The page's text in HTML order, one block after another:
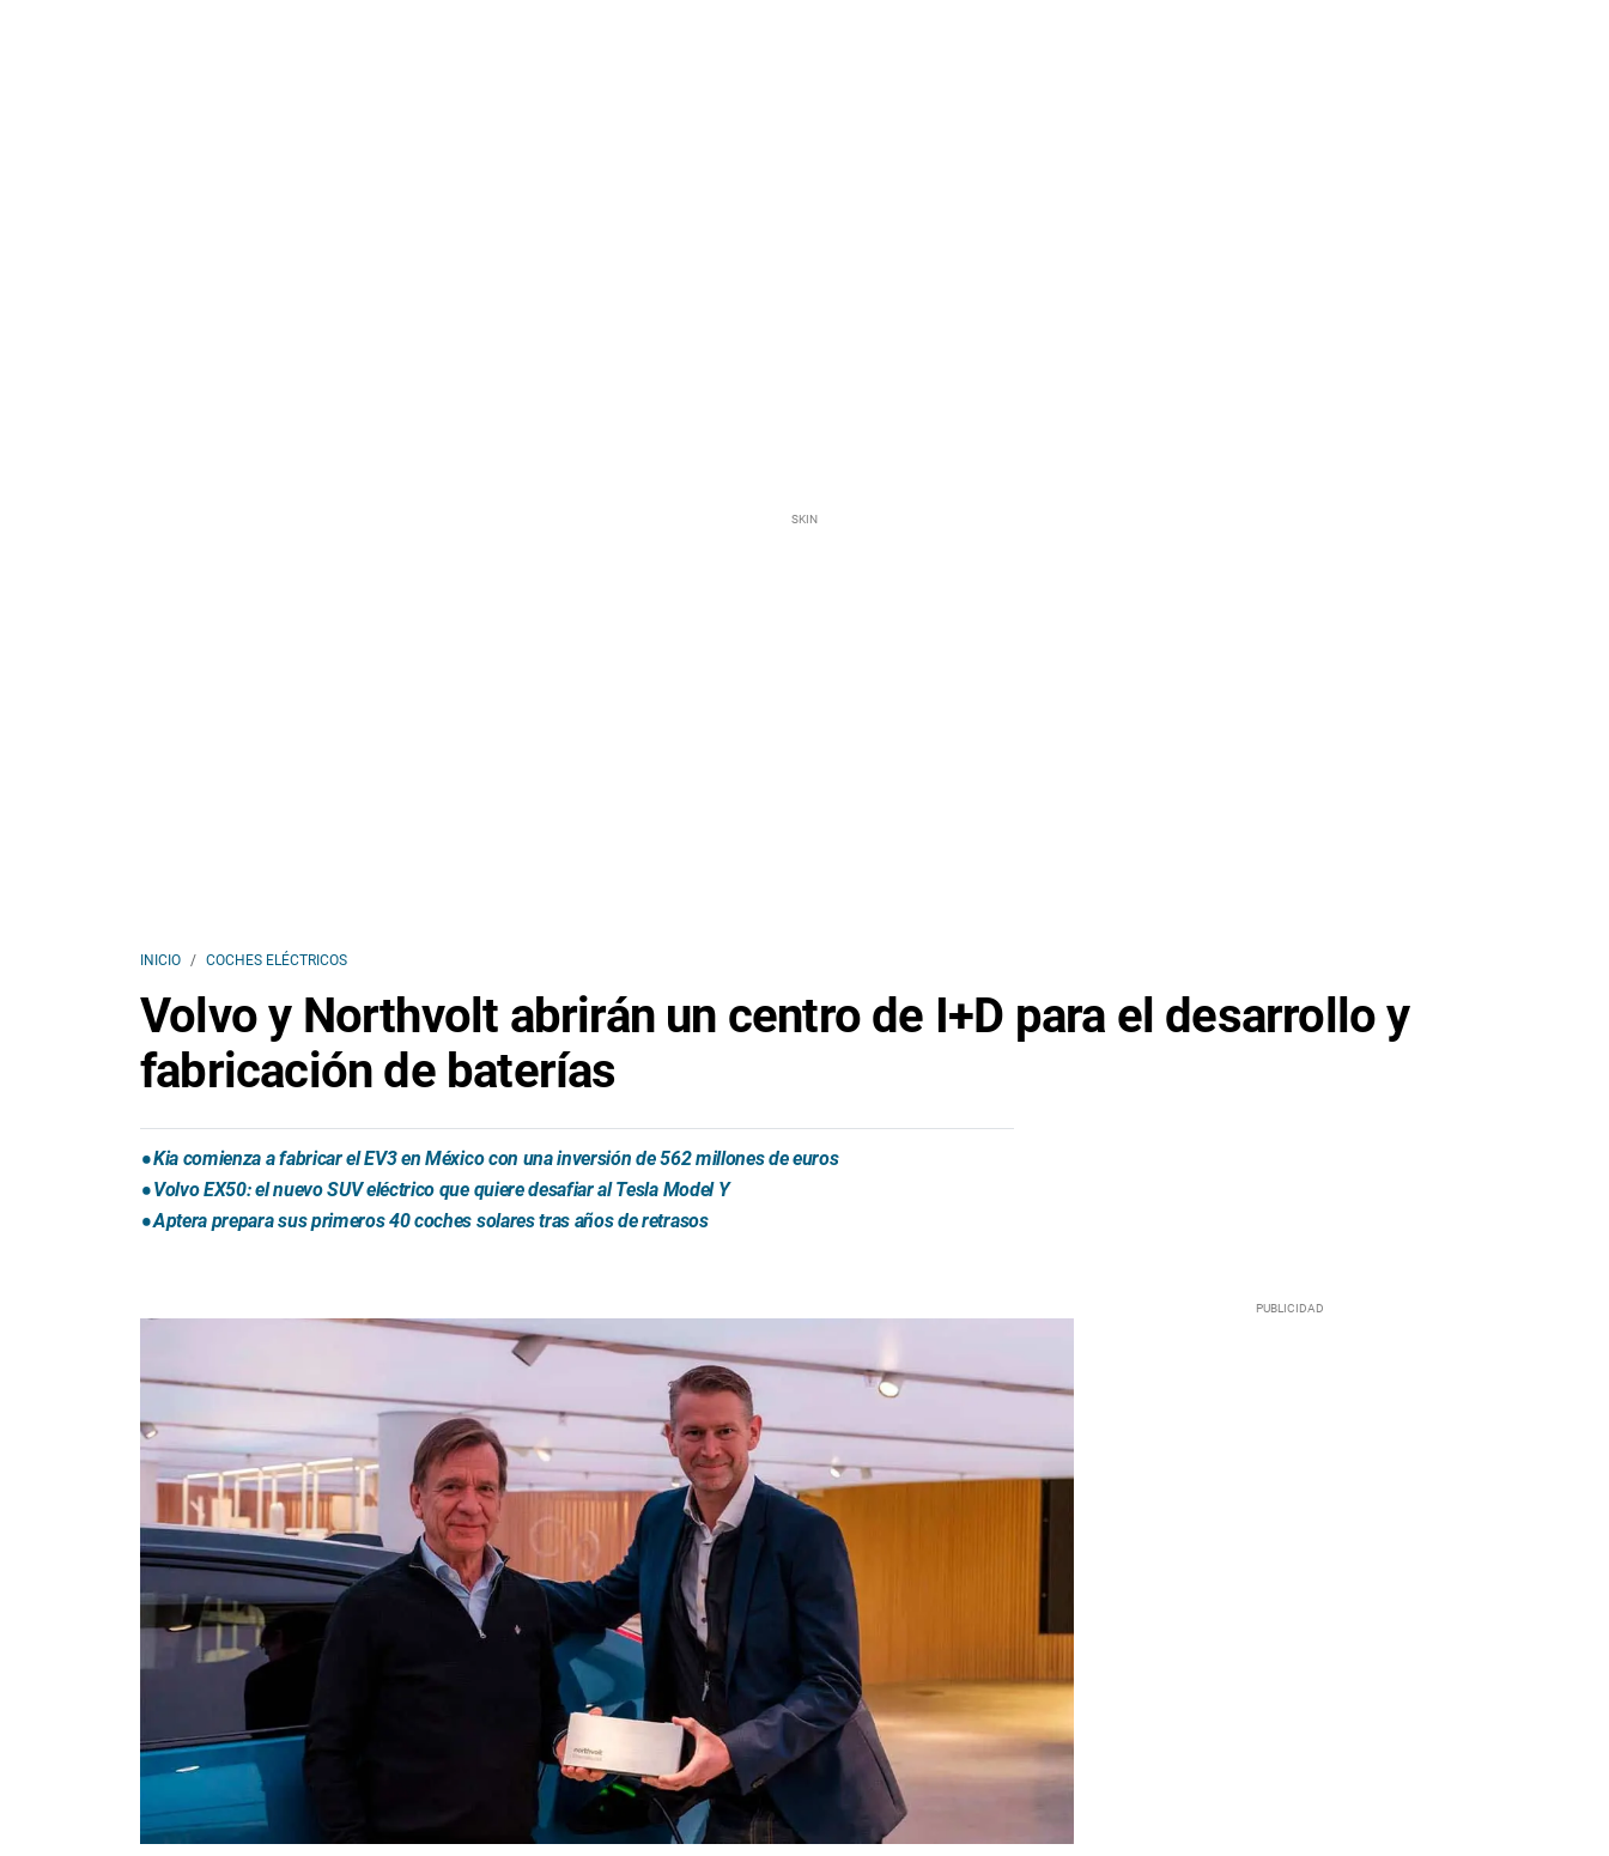
INICIO COCHES ELÉCTRICOS
Volvo y Northvolt abrirán un centro de I+D para el desarrollo y
fabricación de baterías
Kia comienza a fabricar el EV3 en México con una inversión de 562 millones de euros
Volvo EX50: el nuevo SUV eléctrico que quiere desafiar al Tesla Model Y
Aptera prepara sus primeros 40 coches solares tras años de retrasos